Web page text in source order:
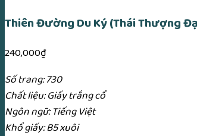
Thiên Đường Du Ký (Thái Thượng
240,000₫
Số trang: 730
Chất liệu: Giấy trắng cổ
Ngôn ngữ: Tiếng Việt
Khổ giấy: B5 xuôi